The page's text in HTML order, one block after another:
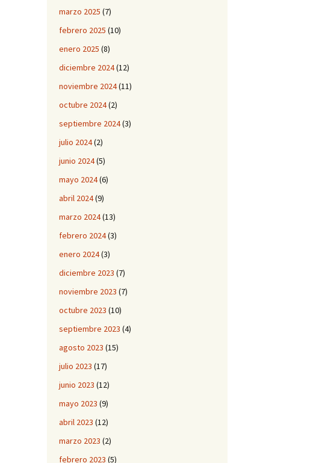
marzo 2025 (7)
febrero 2025 (10)
enero 2025 (8)
diciembre 2024(12)
noviembre 2024(11)
octubre 2024(2)
septiembre 2024(3)
julio 2024(2)
junio 2024(5)
mayo 2024(6)
abril 2024(9)
marzo 2024(13)
febrero 2024(3)
enero 2024(3)
diciembre 2023 (7)
noviembre 2023 (7)
octubre 2023 (10)
septiembre 2023 (4)
agosto 2023 (15)
julio 2023 (17)
junio 2023 (12)
mayo 2023 (9)
abril 2023 (12)
marzo 2023 (2)
febrero 2023 (5)